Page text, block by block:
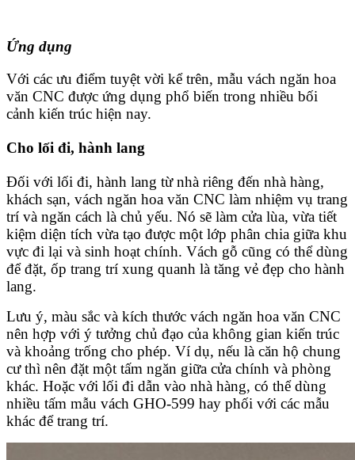
Ứng dụng
Với các ưu điểm tuyệt vời kể trên, mẫu vách ngăn hoa
văn CNC được ứng dụng phổ biến trong nhiều bối
cảnh kiến trúc hiện nay.
Cho lối đi, hành lang
Đối với lối đi, hành lang từ nhà riêng đến nhà hàng,
khách sạn, vách ngăn hoa văn CNC làm nhiệm vụ trang
trí và ngăn cách là chủ yếu. Nó sẽ làm cửa lùa, vừa tiết
kiệm diện tích vừa tạo được một lớp phân chia giữa khu
vực đi lại và sinh hoạt chính. Vách gỗ cũng có thể dùng
để đặt, ốp trang trí xung quanh là tăng vẻ đẹp cho hành
lang.
Lưu ý, màu sắc và kích thước vách ngăn hoa văn CNC
nên hợp với ý tưởng chủ đạo của không gian kiến trúc
và khoảng trống cho phép. Ví dụ, nếu là căn hộ chung
cư thì nên đặt một tấm ngăn giữa cửa chính và phòng
khác. Hoặc với lối đi dẫn vào nhà hàng, có thể dùng
nhiều tấm mẫu vách GHO-599 hay phối với các mẫu
khác để trang trí.